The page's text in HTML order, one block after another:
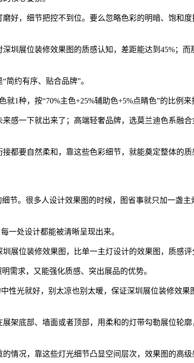
好，细节把控不到位。要么忽略色彩的明暗、饱和
圳展位装修效果图的质感认知，差距能达到45%；
约有序、贴合品牌”。
1种，按“70%主色+25%辅助色+5%点睛色”的比例来
感一下就出来了；高端轻奢品牌，选莫兰迪色系融
都要自然柔和，靠这些色彩细节，就能奠定整体的质
节。很多人设计效果图的时候，图省事就只加一盏
一处设计都能被清晰呈现出来。
展位装修效果图，比单一主灯设计的效果图，质感评
需求，又能强化质感、突出展品的优势。
光就好，别太凉也别太暖，保证深圳展位装修效果
架底部、墙面或者顶部，用柔和的灯带勾勒展位轮
情况，靠这些灯光细节凸显空间层次，效果图的高级